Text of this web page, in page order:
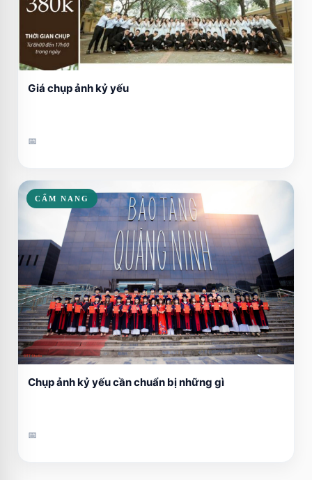
Giá chụp ảnh kỷ yếu
📅
CẨM NANG
Chụp ảnh kỷ yếu cần chuẩn bị những gì
📅